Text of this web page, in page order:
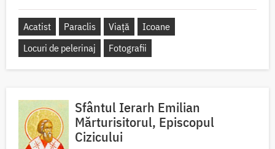
Acatist Paraclis Viață
Icoane
Locuri de pelerinaj
Fotografii
Sfântul Ierarh Emilian
Mărturisitorul, Episcopul
Cizicului